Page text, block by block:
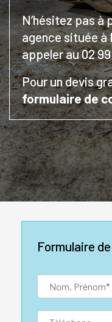
N’hésitez pas à
agence située à
appeler au 02
Pour un devis
formulaire de
Formulaire